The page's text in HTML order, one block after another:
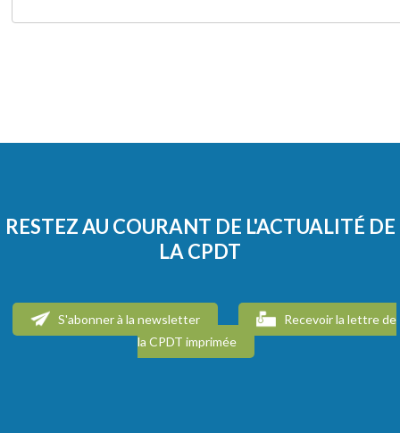
RESTEZ AU COURANT DE L'ACTUALITÉ DE
LA CPDT
S'abonner à la newsletter
Recevoir la lettre de
la CPDT imprimée